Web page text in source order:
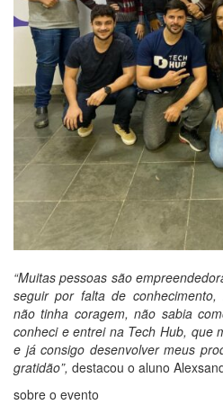
“Muitas pessoas são
seguir por falta de
não tinha coragem, não sabia
conheci e entrei na Tech Hub, que
e já consigo desenvolver meus
gratidão”, destacou o aluno
sobre o evento